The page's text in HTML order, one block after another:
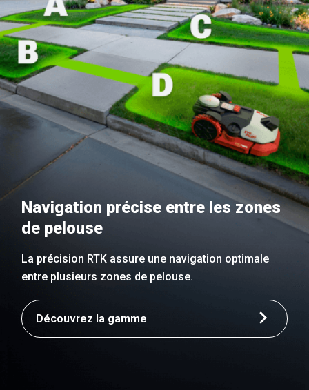
Navigation précise entre les zones
de pelouse
La précision RTK assure une navigation optimale
entre plusieurs zones de pelouse.
Découvrez la gamme